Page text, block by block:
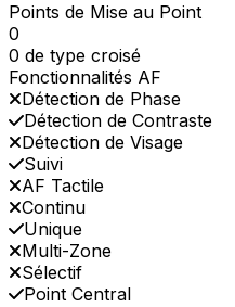
Points de Mise au Point
0
0 de type croisé
Fonctionnalités AF
Détection de Phase
Détection de Contraste
Détection de Visage
Suivi
AF Tactile
Continu
Unique
Multi-Zone
Sélectif
Point Central